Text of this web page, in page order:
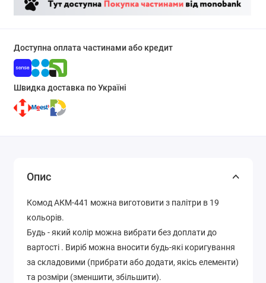
Доступна оплата частинами або кредит
Швидка доставка по Україні
Опис
Комод АКМ-441 можна виготовити з палітри в 19
кольорів.
Будь - який колір можна вибрати без доплати до
вартості . Виріб можна вносити будь-які коригування
за складовими (прибрати або додати, якісь елементи)
та розміри (зменшити, збільшити).